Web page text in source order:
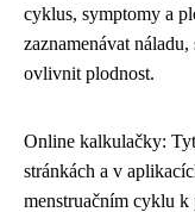
cyklus, symptomy a
zaznamenávat
ovlivnit plodnost.
Online kalkulačky:
stránkách a v
menstruačním cyklu k